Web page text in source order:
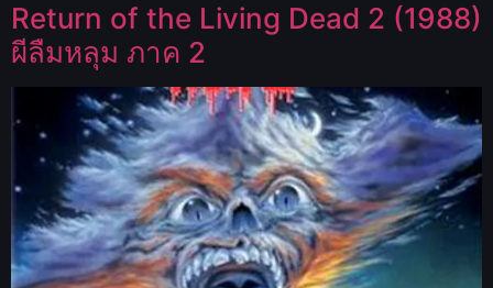
Return of the Living Dead 2 (1988)
ผีลืมหลุม ภาค 2